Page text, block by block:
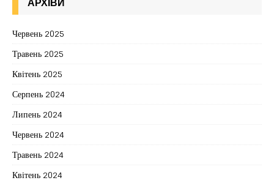
Червень 2025
Травень 2025
Квітень 2025
Серпень 2024
Липень 2024
Червень 2024
Травень 2024
Квітень 2024